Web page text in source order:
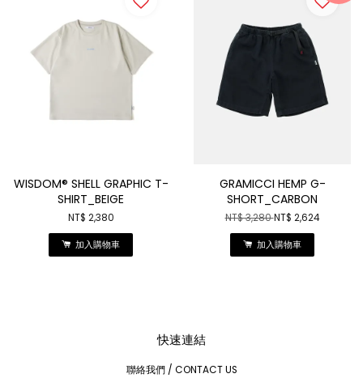
WISDOM® SHELL GRAPHIC T-
SHIRT_BEIGE
NT$ 2,380
加入購物車
GRAMICCI HEMP G-
SHORT_CARBON
NT$ 3,280NT$ 2,624
加入購物車
快速連結
聯絡我們 / CONTACT US